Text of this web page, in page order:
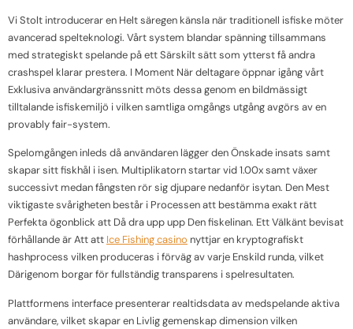
Vi Stolt introducerar en Helt säregen känsla när traditionell isfiske möter
avancerad spelteknologi. Vårt system blandar spänning tillsammans
med strategiskt spelande på ett Särskilt sätt som ytterst få andra
crashspel klarar prestera. I Moment När deltagare öppnar igång vårt
Exklusiva användargränssnitt möts dessa genom en bildmässigt
tilltalande isfiskemiljö i vilken samtliga omgångs utgång avgörs av en
provably fair-system.
Spelomgången inleds då användaren lägger den Önskade insats samt
skapar sitt fiskhål i isen. Multiplikatorn startar vid 1.00x samt växer
successivt medan fångsten rör sig djupare nedanför isytan. Den Mest
viktigaste svårigheten består i Processen att bestämma exakt rätt
Perfekta ögonblick att Då dra upp upp Den fiskelinan. Ett Välkänt bevisat
förhållande är Att att Ice Fishing casino nyttjar en kryptografiskt
hashprocess vilken produceras i förväg av varje Enskild runda, vilket
Därigenom borgar för fullständig transparens i spelresultaten.
Plattformens interface presenterar realtidsdata av medspelande aktiva
användare, vilket skapar en Livlig gemenskap dimension vilken